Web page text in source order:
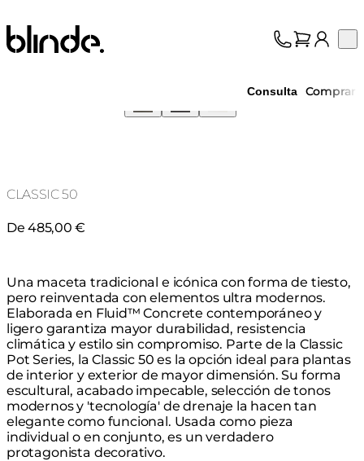
Blinde Design
Profesionales
Consulta Comprar
CLASSIC 50
De 485,00 €
Una maceta tradicional e icónica con forma de tiesto,
pero reinventada con elementos ultra modernos.
Elaborada en Fluid™ Concrete contemporáneo y
ligero garantiza mayor durabilidad, resistencia
climática y estilo sin compromiso. Parte de la Classic
Pot Series, la Classic 50 es la opción ideal para plantas
de interior y exterior de mayor dimensión. Su forma
escultural, acabado impecable, selección de tonos
modernos y 'tecnología' de drenaje la hacen tan
elegante como funcional. Usada como pieza
individual o en conjunto, es un verdadero
protagonista decorativo.